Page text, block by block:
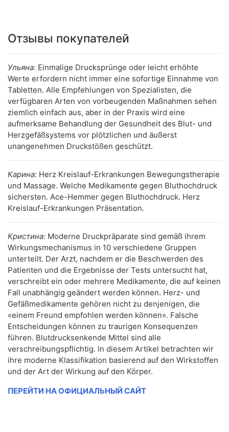
Отзывы покупателей
Ульяна: Einmalige Drucksprünge oder leicht erhöhte
Werte erfordern nicht immer eine sofortige Einnahme von
Tabletten. Alle Empfehlungen von Spezialisten, die
verfügbaren Arten von vorbeugenden Maßnahmen sehen
ziemlich einfach aus, aber in der Praxis wird eine
aufmerksame Behandlung der Gesundheit des Blut- und
Herzgefäßsystems vor plötzlichen und äußerst
unangenehmen Druckstößen geschützt.
Карина: Herz Kreislauf-Erkrankungen Bewegungstherapie
und Massage. Welche Medikamente gegen Bluthochdruck
sichersten. Ace-Hemmer gegen Bluthochdruck. Herz
Kreislauf-Erkrankungen Präsentation.
Кристина: Moderne Druckpräparate sind gemäß ihrem
Wirkungsmechanismus in 10 verschiedene Gruppen
unterteilt. Der Arzt, nachdem er die Beschwerden des
Patienten und die Ergebnisse der Tests untersucht hat,
verschreibt ein oder mehrere Medikamente, die auf keinen
Fall unabhängig geändert werden können. Herz- und
Gefäßmedikamente gehören nicht zu denjenigen, die
«einem Freund empfohlen werden können». Falsche
Entscheidungen können zu traurigen Konsequenzen
führen. Blutdrucksenkende Mittel sind alle
verschreibungspflichtig. In diesem Artikel betrachten wir
ihre moderne Klassifikation basierend auf den Wirkstoffen
und der Art der Wirkung auf den Körper.
ПЕРЕЙТИ НА ОФИЦИАЛЬНЫЙ САЙТ